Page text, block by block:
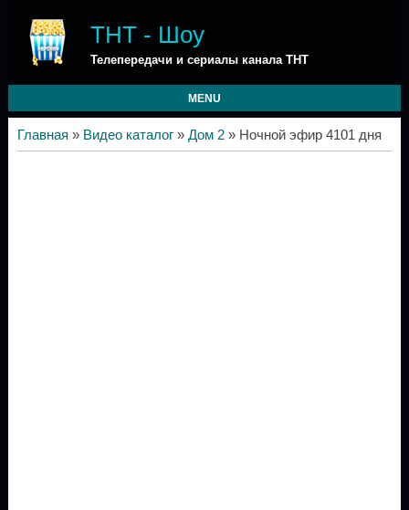
ТНТ - Шоу
Телепередачи и сериалы канала ТНТ
MENU
Главная » Видео каталог» Дом 2» Ночной эфир 4101 дня